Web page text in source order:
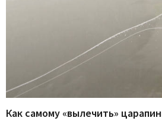
Как самому «вылечить»